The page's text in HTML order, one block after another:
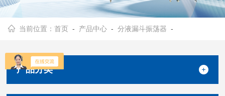
查看更多
当前位置：首页 - 产品中心 -分液漏斗振荡器 -
产品分类